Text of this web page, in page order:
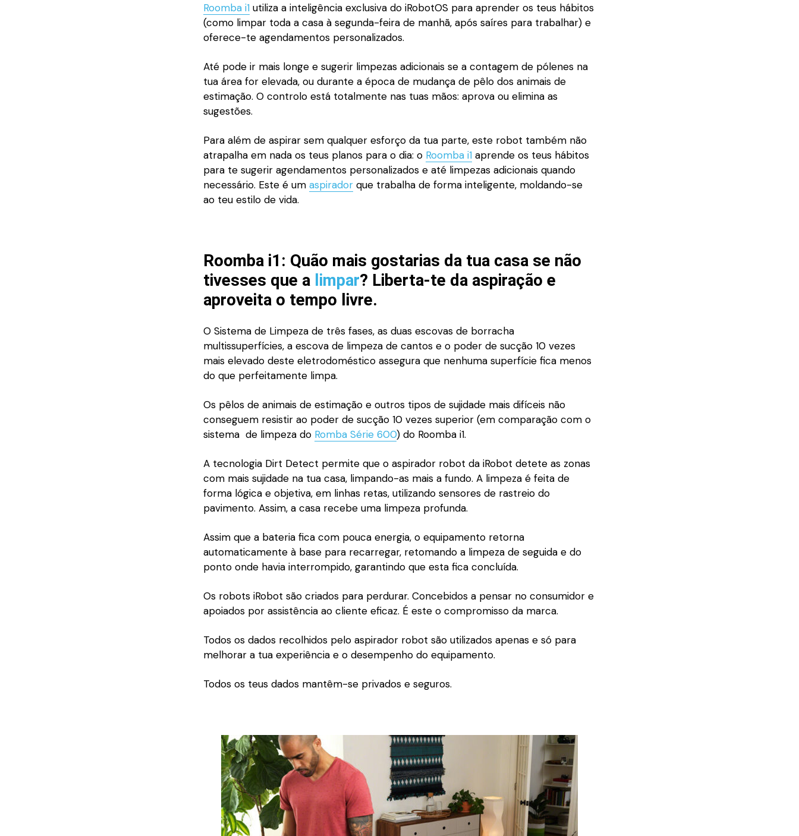
Roomba i1 utiliza a inteligência exclusiva do iRobotOS para aprender os teus hábitos
(como limpar toda a casa à segunda-feira de manhã, após saíres para trabalhar) e
oferece-te agendamentos personalizados.
Até pode ir mais longe e sugerir limpezas adicionais se a contagem de pólenes na
tua área for elevada, ou durante a época de mudança de pêlo dos animais de
estimação. O controlo está totalmente nas tuas mãos: aprova ou elimina as
sugestões.
Para além de aspirar sem qualquer esforço da tua parte, este robot também não
atrapalha em nada os teus planos para o dia: o Roomba i1 aprende os teus hábitos
para te sugerir agendamentos personalizados e até limpezas adicionais quando
necessário. Este é um aspirador que trabalha de forma inteligente, moldando-se
ao teu estilo de vida.
Roomba i1: Quão mais gostarias da tua casa se não
tivesses que a limpar? Liberta-te da aspiração e
aproveita o tempo livre.
O Sistema de Limpeza de três fases, as duas escovas de borracha
multissuperfícies, a escova de limpeza de cantos e o poder de sucção 10 vezes
mais elevado deste eletrodoméstico assegura que nenhuma superfície fica menos
do que perfeitamente limpa.
Os pêlos de animais de estimação e outros tipos de sujidade mais difíceis não
conseguem resistir ao poder de sucção 10 vezes superior (em comparação com o
sistema de limpeza do Romba Série 600) do Roomba i1.
A tecnologia Dirt Detect permite que o aspirador robot da iRobot detete as zonas
com mais sujidade na tua casa, limpando-as mais a fundo. A limpeza é feita de
forma lógica e objetiva, em linhas retas, utilizando sensores de rastreio do
pavimento. Assim, a casa recebe uma limpeza profunda.
Assim que a bateria fica com pouca energia, o equipamento retorna
automaticamente à base para recarregar, retomando a limpeza de seguida e do
ponto onde havia interrompido, garantindo que esta fica concluída.
Os robots iRobot são criados para perdurar. Concebidos a pensar no consumidor e
apoiados por assistência ao cliente eficaz. É este o compromisso da marca.
Todos os dados recolhidos pelo aspirador robot são utilizados apenas e só para
melhorar a tua experiência e o desempenho do equipamento.
Todos os teus dados mantêm-se privados e seguros.